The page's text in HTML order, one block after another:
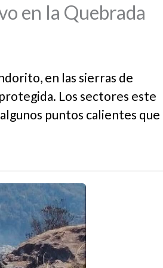
en la Quebrada
en las sierras de
Los sectores este
puntos calientes que